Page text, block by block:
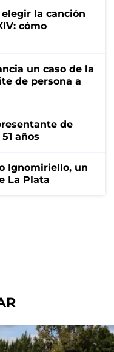
la canción
cómo
un caso de la
de persona a
de
años
Ignomiriello, un
La Plata